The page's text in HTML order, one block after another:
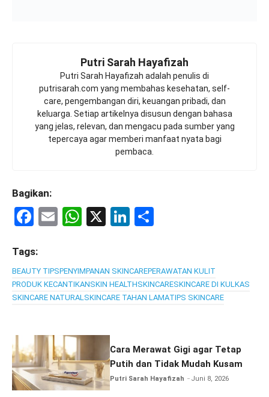
Putri Sarah Hayafizah
Putri Sarah Hayafizah adalah penulis di
putrisarah.com yang membahas kesehatan, self-
care, pengembangan diri, keuangan pribadi, dan
keluarga. Setiap artikelnya disusun dengan bahasa
yang jelas, relevan, dan mengacu pada sumber yang
tepercaya agar memberi manfaat nyata bagi
pembaca.
Bagikan:
F
ce
b
o
k
E
W
s
A
p
X
Li
dI
n
e
Tags:
BEAUTY TIPSPENYIMPANAN SKINCAREPERAWATAN KULIT
PRODUK KECANTIKANSKIN HEALTHSKINCARESKINCARE DI KULKAS
SKINCARE NATURALSKINCARE TAHAN LAMATIPS SKINCARE
Cara Merawat Gigi agar Tetap
Putih dan Tidak Mudah Kusam
Putri Sarah Hayafizah Juni 8, 2026